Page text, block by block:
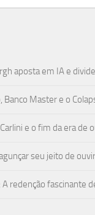
aposta em IA e
Banco Master e o
e o fim da era de
seu jeito de
redenção fascinante